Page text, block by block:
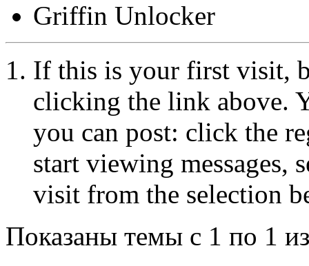
Griffin Unlocker
If this is your first visit,
clicking the link above.
you can post: click the
start viewing messages,
visit from the selection
Показаны темы с 1 по 1